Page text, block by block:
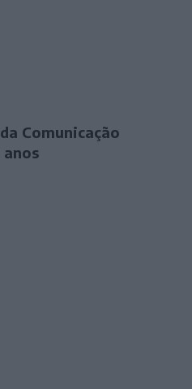
Comunicação
anos